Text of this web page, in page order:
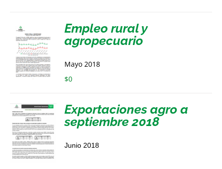
Empleo rural y
agropecuario
Mayo 2018
$0
Exportaciones agro a
septiembre 2018
Junio 2018